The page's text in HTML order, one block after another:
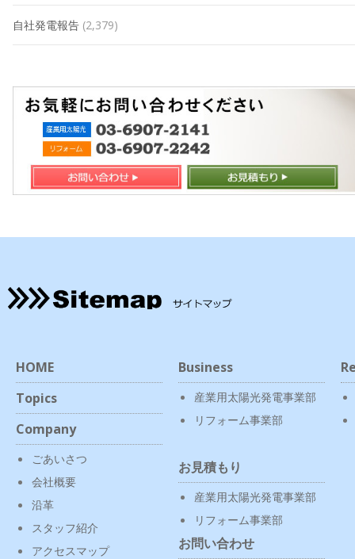
自社発電報告 (2,379)
HOME
Topics
Company
ごあいさつ
会社概要
沿革
スタッフ紹介
アクセスマップ
Business
産業用太陽光発電事業部
リフォーム事業部
お見積もり
産業用太陽光発電事業部
リフォーム事業部
お問い合わせ